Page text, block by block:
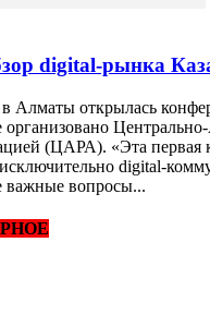
digital-рынка
Алматы открылась
(ЦАРА). «Эта первая
digital-
важные вопросы...